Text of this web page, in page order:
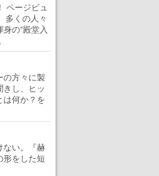
ページビュ
多くの人々
の“殿堂入
の方々に製
し、ヒッ
は何か？を
ない。『赫
形をした短